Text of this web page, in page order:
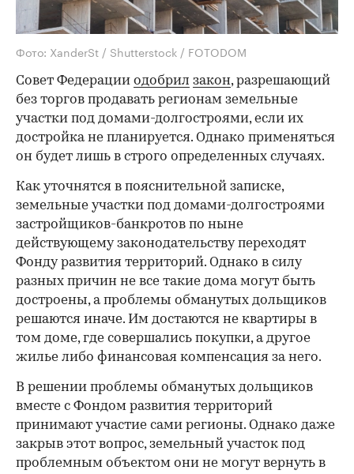
Фото: XanderSt / Shutterstock / FOTODOM
Совет Федерации одобрил закон, разрешающий
без торгов продавать регионам земельные
участки под домами-долгостроями, если их
достройка не планируется. Однако применяться
он будет лишь в строго определенных случаях.
Как уточнятся в пояснительной записке,
земельные участки под домами-долгостроями
застройщиков-банкротов по ныне
действующему законодательству переходят
Фонду развития территорий. Однако в силу
разных причин не все такие дома могут быть
достроены, а проблемы обманутых дольщиков
решаются иначе. Им достаются не квартиры в
том доме, где совершались покупки, а другое
жилье либо финансовая компенсация за него.
В решении проблемы обманутых дольщиков
вместе с Фондом развития территорий
принимают участие сами регионы. Однако даже
закрыв этот вопрос, земельный участок под
проблемным объектом они не могут вернуть в